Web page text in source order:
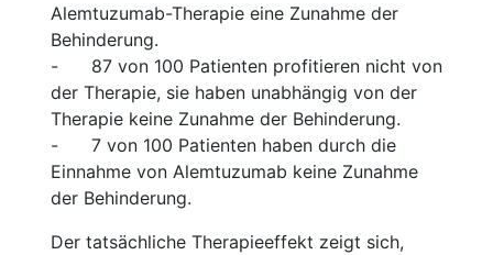
Alemtuzumab-Therapie eine Zunahme der
Behinderung.
- 87 von 100 Patienten profitieren nicht von
der Therapie, sie haben unabhängig von der
Therapie keine Zunahme der Behinderung.
- 7 von 100 Patienten haben durch die
Einnahme von Alemtuzumab keine Zunahme
der Behinderung.
Der tatsächliche Therapieeffekt zeigt sich,